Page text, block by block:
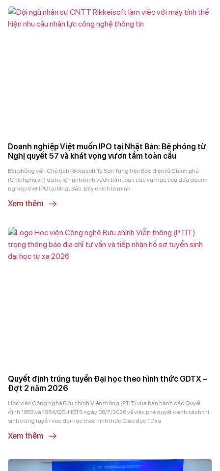
Doanh nghiệp Việt muốn IPO tại Nhật Bản: Bệ phóng từ
Nghị quyết 57 và khát vọng vươn tầm toàn cầu
Bài phỏng vấn Chủ tịch Rikkeisoft Tạ Sơn Tùng trên Báo điện tử Chính phủ
(Chinhphu.vn) đã hé lộ hành trình vươn tầm toàn cầu và mục tiêu đưa doanh
nghiệp Việt IPO tại Nhật Bản. Đây chính là minh
Xem thêm
Quyết định trúng tuyển Đại học theo hình thức GDTX –
Đợt 2 năm 2026
Học viện Công nghệ Bưu chính Viễn thông (PTIT) vừa ban hành các Quyết
định 1953 và 1954/QĐ-HĐTS ngày 08/7/2026 về việc phê duyệt danh sách thí
sinh trúng tuyển vào đại học theo hình thức Giáo dục Từ xa
Xem thêm